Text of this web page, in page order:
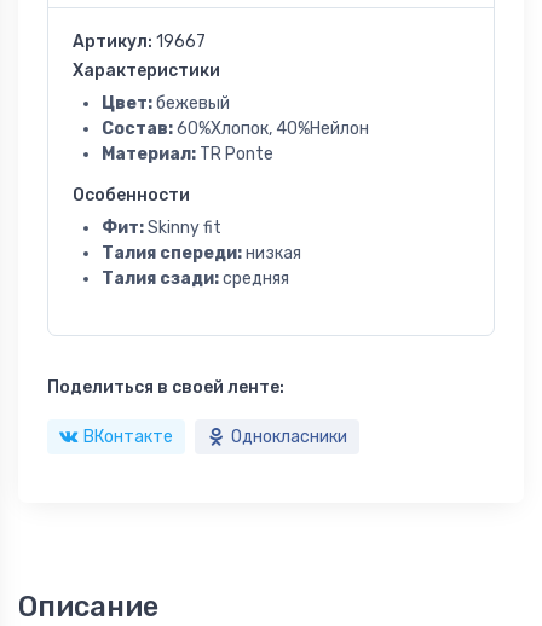
Артикул: 19667
Характеристики
Цвет:бежевый
Состав:60%Хлопок, 40%Нейлон
Материал: TR Ponte
Особенности
Фит:Skinny fit
Талия спереди:низкая
Талия сзади:средняя
Поделиться в своей ленте:
ВКонтакте Однокласники
Описание